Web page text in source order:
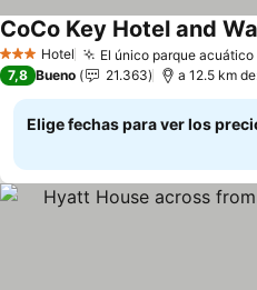
3 Estrellas
Hotel El único parque
CoCo Key Hotel and
7,8 Bueno 21.363 a 12.5 km
Elige fechas para ver los